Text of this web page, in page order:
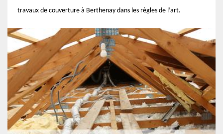
travaux de couverture à Berthenay dans les règles de l’art.